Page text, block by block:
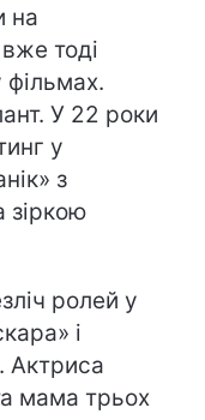
на
тоді
У 22 роки
у
з
зіркою
ролей у
і
Актриса
мама трьох